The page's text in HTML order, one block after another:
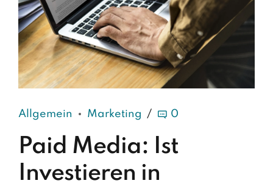
Allgemein Marketing 0
Paid Media: Ist
Investieren in